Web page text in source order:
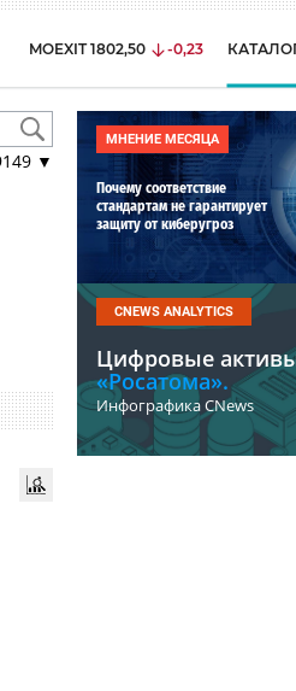
MOEXIT 1802,50 -0,23
▼
МНЕНИЕ МЕСЯЦА
Почему соответствие
стандартам не гарантирует
защиту от киберугроз
CNEWS ANALYTICS
Цифровые
«Росатома».
Инфографика CNews